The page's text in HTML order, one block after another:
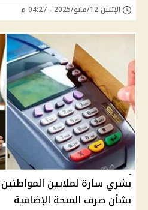
الإثنين 12/مايو/2025 - 04:27 م
بشري سارة لملايين
بشأن صرف المنحة الإضافية